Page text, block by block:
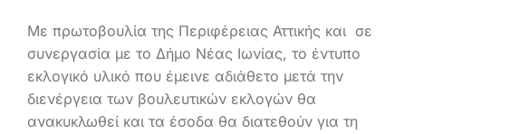
Με πρωτοβουλία της Περιφέρειας Αττικής και σε
συνεργασία με το Δήμο Νέας Ιωνίας, το έντυπο
εκλογικό υλικό που έμεινε αδιάθετο μετά την
διενέργεια των βουλευτικών εκλογών θα
ανακυκλωθεί και τα έσοδα θα διατεθούν για τη